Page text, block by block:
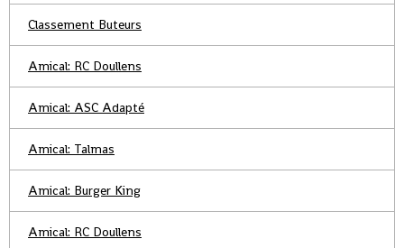
Classement Buteurs
Amical: RC Doullens
Amical: ASC Adapté
Amical: Talmas
Amical: Burger King
Amical: RC Doullens